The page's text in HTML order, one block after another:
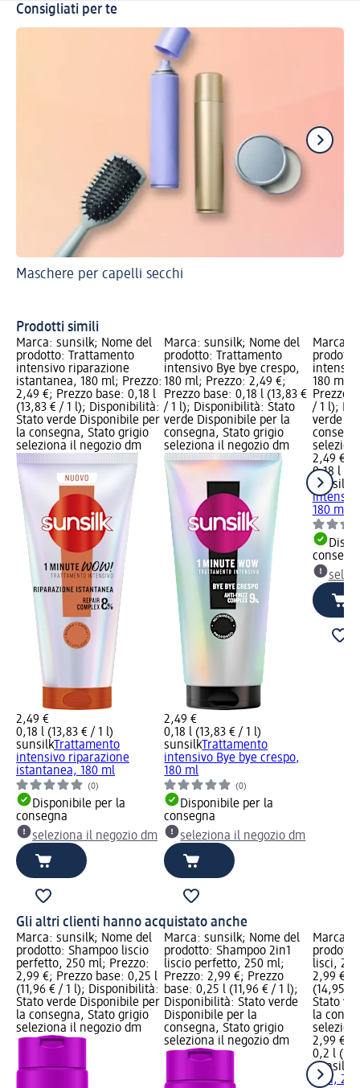
Consigliati per te
Maschere per capelli secchi
Prodotti simili
Marca: sunsilk; Nome del
prodotto: Trattamento
intensivo riparazione
istantanea, 180 ml; Prezzo:
2,49 €; Prezzo base: 0,18 l
(13,83 € / 1 l); Disponibilità:
Stato verde Disponibile per
la consegna, Stato grigio
seleziona il negozio dm
2,49 €
0,18 l (13,83 € / 1 l)
sunsilkTrattamento
intensivo riparazione
istantanea, 180 ml
(0)
Disponibile per la
consegna
seleziona il negozio dm
Marca: sunsilk; Nome del
prodotto: Trattamento
intensivo Bye bye crespo,
180 ml; Prezzo: 2,49 €;
Prezzo base: 0,18 l (13,83 €
/ 1 l); Disponibilità: Stato
verde Disponibile per la
consegna, Stato grigio
seleziona il negozio dm
2,49 €
0,18 l (13,83 € / 1 l)
sunsilkTrattamento
intensivo Bye bye crespo,
180 ml
(0)
Disponibile per la
consegna
seleziona il negozio dm
Marca:
180 ml;
Prezzo
/ 1 l);
verde
2,49 €
0,18 l
sunsilk
180 ml
Gli altri clienti hanno acquistato anche
Marca: sunsilk; Nome del
prodotto: Shampoo liscio
perfetto, 250 ml; Prezzo:
2,99 €; Prezzo base: 0,25 l
(11,96 € / 1 l); Disponibilità:
Stato verde Disponibile per
la consegna, Stato grigio
seleziona il negozio dm
Marca: sunsilk; Nome del
prodotto: Shampoo 2in1
liscio perfetto, 250 ml;
Prezzo: 2,99 €; Prezzo
base: 0,25 l (11,96 € / 1 l);
Disponibilità: Stato verde
Disponibile per la
consegna, Stato grigio
seleziona il negozio dm
Marca:
lisci,
2,99 €;
(14,95 €
Stato
la
2,99 €
0,2 l
sunsilk
lisci,